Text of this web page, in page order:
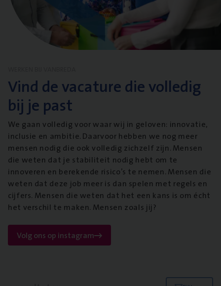
Vind de vacature die volledig
bij je past
We gaan volledig voor waar wij in geloven: innovatie,
inclusie en ambitie. Daarvoor hebben we nog meer
mensen nodig die ook volledig zichzelf zijn. Mensen
die weten dat je stabiliteit nodig hebt om te
innoveren en berekende risico’s te nemen. Mensen die
weten dat deze job meer is dan spelen met regels en
cijfers. Mensen die weten dat het een kans is om écht
het verschil te maken. Mensen zoals jij?
Volg ons op instagram